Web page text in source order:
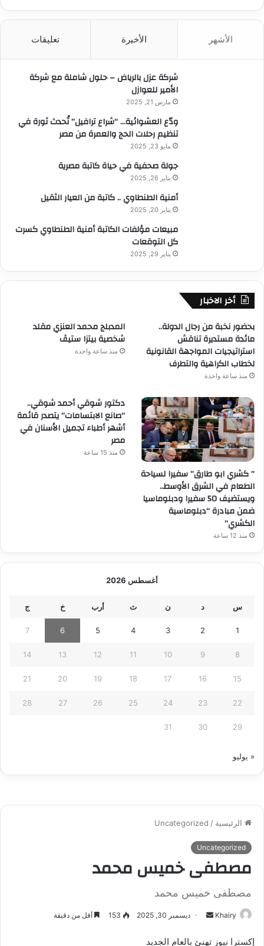
الأشهر الأخيرة تعليقات
شركة عزل بالرياض – حلول شاملة مع شركة
الأمير للعوازل
مارس 21, 2025
ودّع العشوائية… “شراع ترافيل” تُحدث ثورة في
تنظيم رحلات الحج والعمرة من مصر
مايو 23, 2025
جولة صحفية في حياة كاتبة مصرية
يناير 26, 2025
أمنية الطنطاوي .. كاتبة من العيار الثقيل
يناير 20, 2025
مبيعات مؤلفات الكاتبة أمنية الطنطاوي كسرت
كل التوقعات
يناير 29, 2025
أخر الاخبار
بحضور نخبة من رجال الدولة..
مائدة مستديرة تناقش
استراتيجيات المواجهة القانونية
لخطاب الكراهية والتطرف
منذ ساعة واحدة
المدبلج محمد العنزي مقلد
شخصية بيتزا ستيڤ
منذ ساعة واحدة
” كشري ابو طارق” سفيرا لسياحة
الطعام في الشرق الأوسط..
ويستضيف 50 سفيرا ودبلوماسيا
ضمن مبادرة “دبلوماسية
الكشري”
منذ 12 ساعة
دكتور شوقي أحمد شوقي..
“صانع الابتسامات” يتصدر قائمة
أشهر أطباء تجميل الأسنان في
مصر
منذ 15 ساعة
أغسطس 2026
س د ن ث أرب خ ج
1
2
3
4
5
6
7
8
9
10
11
12
13
14
15
16
17
18
19
20
21
22
23
24
25
26
27
28
29
30
31
« يوليو